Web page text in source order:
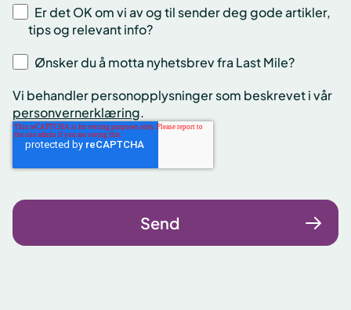
Er det OK om vi av og til sender deg gode artikler,
tips og relevant info?
Ønsker du å motta nyhetsbrev fra Last Mile?
Vi behandler personopplysninger som beskrevet i vår
personvernerklæring.